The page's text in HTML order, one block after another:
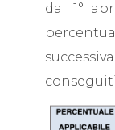
dal 1°